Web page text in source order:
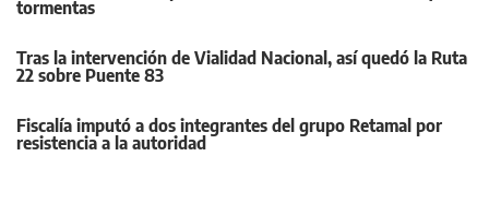
tormentas
Tras la intervención de Vialidad Nacional, así quedó la Ruta
22 sobre Puente 83
Fiscalía imputó a dos integrantes del grupo Retamal por
resistencia a la autoridad